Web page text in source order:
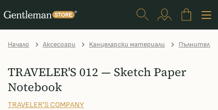
Начало Аксесоари Kанцеларски материали Пълнители
TRAVELER'S 012 — Sketch Paper
Notebook
TRAVELER'S COMPANY